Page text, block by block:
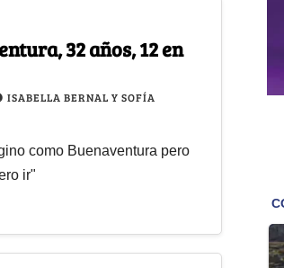
32 años, 12 en
ISABELLA BERNAL Y SOFÍA
como Buenaventura pero
ir"